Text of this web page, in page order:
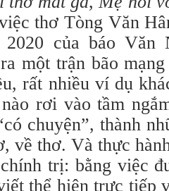
thơ Tòng Văn
của báo Văn
một trận bão
rất nhiều ví dụ
rơi vào tầm
chuyện”, thành
về thơ. Và thực
trị: bằng việc
thể hiện trực tiếp